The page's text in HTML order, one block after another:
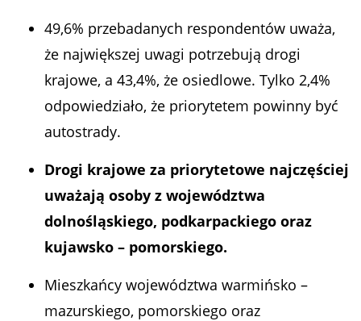
49,6% przebadanych respondentów uważa,
że największej uwagi potrzebują drogi
krajowe, a 43,4%, że osiedlowe. Tylko 2,4%
odpowiedziało, że priorytetem powinny być
autostrady.
Drogi krajowe za priorytetowe najczęściej
uważają osoby z województwa
dolnośląskiego, podkarpackiego oraz
kujawsko – pomorskiego.
Mieszkańcy województwa warmińsko –
mazurskiego, pomorskiego oraz